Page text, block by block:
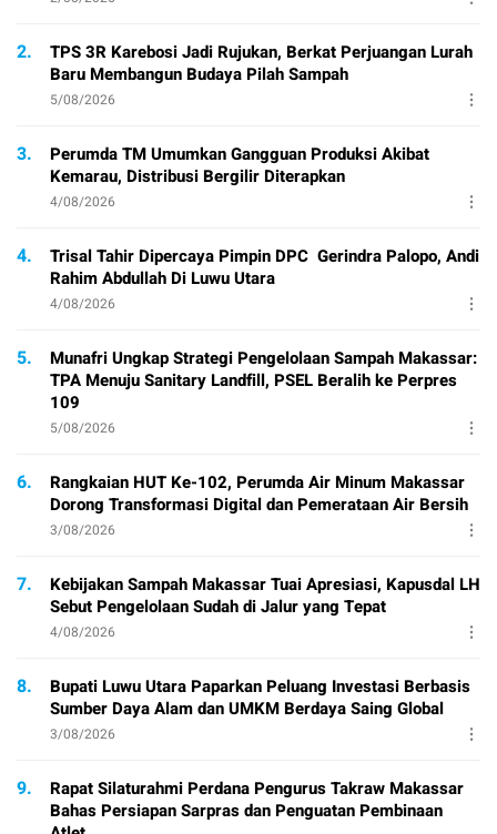
2.
TPS 3R Karebosi Jadi Rujukan, Berkat Perjuangan Lurah
Baru Membangun Budaya Pilah Sampah
5/08/2026
3.
Perumda TM Umumkan Gangguan Produksi Akibat
Kemarau, Distribusi Bergilir Diterapkan
4/08/2026
4.
Trisal Tahir Dipercaya Pimpin DPC Gerindra Palopo, Andi
Rahim Abdullah Di Luwu Utara
4/08/2026
5.
Munafri Ungkap Strategi Pengelolaan Sampah Makassar:
TPA Menuju Sanitary Landfill, PSEL Beralih ke Perpres
109
5/08/2026
6.
Rangkaian HUT Ke-102, Perumda Air Minum Makassar
Dorong Transformasi Digital dan Pemerataan Air Bersih
3/08/2026
7.
Kebijakan Sampah Makassar Tuai Apresiasi, Kapusdal LH
Sebut Pengelolaan Sudah di Jalur yang Tepat
4/08/2026
8.
Bupati Luwu Utara Paparkan Peluang Investasi Berbasis
Sumber Daya Alam dan UMKM Berdaya Saing Global
3/08/2026
9.
Rapat Silaturahmi Perdana Pengurus Takraw Makassar
Bahas Persiapan Sarpras dan Penguatan Pembinaan